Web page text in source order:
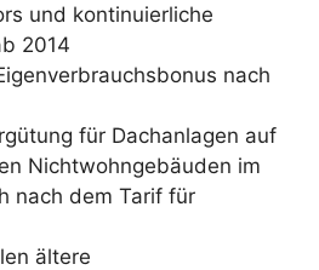
und kontinuierliche
2014
nach
für Dachanlagen auf
Nichtwohngebäuden im
nach dem Tarif für
ältere